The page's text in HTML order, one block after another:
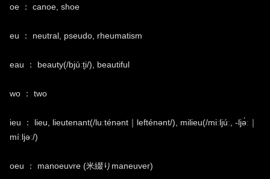
oe ： canoe, shoe
eu ： neutral, pseudo, rheumatism
eau ： beauty(/bjúːt̬i/), beautiful
wo ： two
ieu ： lieu, lieutenant(/luːténənt｜lefténənt/), milieu(/miːljúː, -ljə́ː｜
míːljəː/)
oeu ： manoeuvre (米綴りmaneuver)